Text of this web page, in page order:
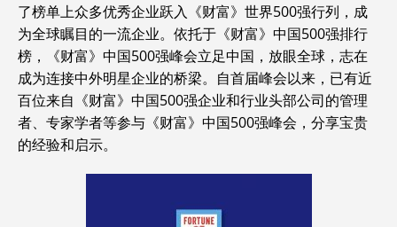
了榜单上众多优秀企业跃入《财富》世界500强行列，成
为全球瞩目的一流企业。依托于《财富》中国500强排行
榜，《财富》中国500强峰会立足中国，放眼全球，志在
成为连接中外明星企业的桥梁。自首届峰会以来，已有近
百位来自《财富》中国500强企业和行业头部公司的管理
者、专家学者等参与《财富》中国500强峰会，分享宝贵
的经验和启示。